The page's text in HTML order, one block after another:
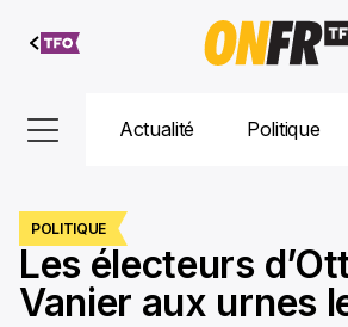
Aller au
contenu
Actualité Politique
POLITIQUE
Les électeurs
Vanier aux urnes